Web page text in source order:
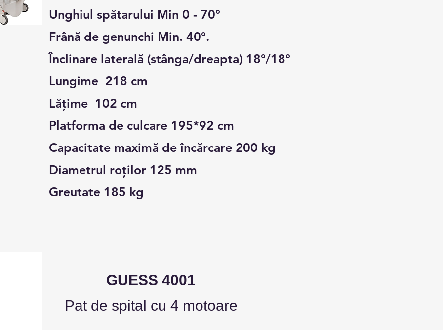
Unghiul spătarului Min 0 - 70°
Frână de genunchi Min. 40°.
Înclinare laterală (stânga/dreapta) 18°/18°
Lungime 218 cm
Lățime 102 cm
Platforma de culcare 195*92 cm
Capacitate maximă de încărcare 200 kg
Diametrul roților 125 mm
Greutate 185 kg
GUESS 4001
Pat de spital cu 4 motoare